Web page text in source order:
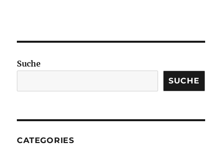
Suche
SUCHE
CATEGORIES